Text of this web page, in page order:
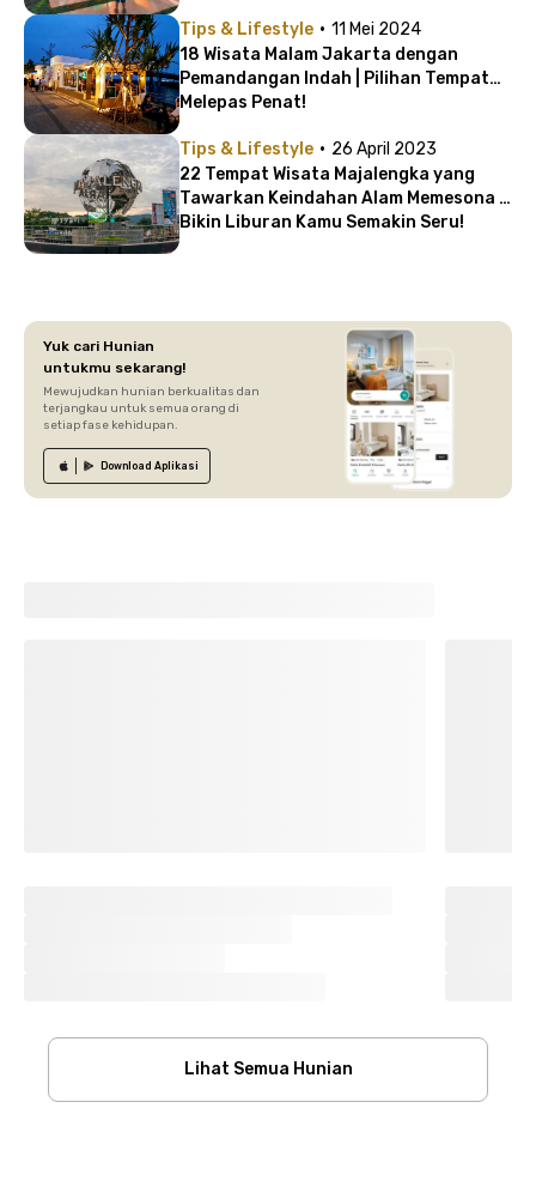
Tips & Lifestyle · 11 Mei 2024
18 Wisata Malam Jakarta dengan
Pemandangan Indah | Pilihan Tempat
Melepas Penat!
Tips & Lifestyle · 26 April 2023
22 Tempat Wisata Majalengka yang
Tawarkan Keindahan Alam Memesona |
Bikin Liburan Kamu Semakin Seru!
Yuk cari Hunian
untukmu sekarang!
Mewujudkan hunian berkualitas dan
terjangkau untuk semua orang di
setiap fase kehidupan.
Download Aplikasi
Lihat Semua Hunian